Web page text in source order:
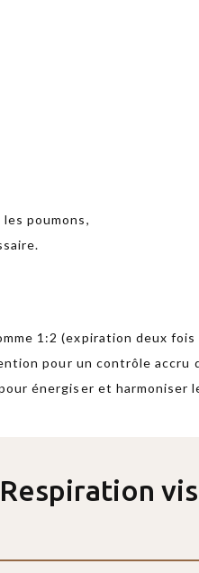
poumons,
1:2 (expiration deux
pour un contrôle accru
énergiser et harmoniser
Respiration